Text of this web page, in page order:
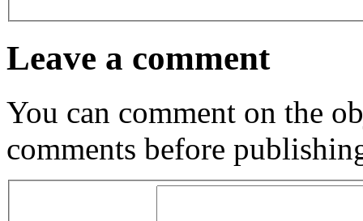
Leave a comment
You can comment on the
comments before